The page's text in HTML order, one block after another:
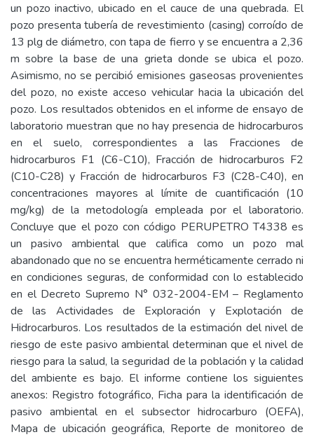
un pozo inactivo, ubicado en el cauce de una quebrada. El
pozo presenta tubería de revestimiento (casing) corroído de
13 plg de diámetro, con tapa de fierro y se encuentra a 2,36
m sobre la base de una grieta donde se ubica el pozo.
Asimismo, no se percibió emisiones gaseosas provenientes
del pozo, no existe acceso vehicular hacia la ubicación del
pozo. Los resultados obtenidos en el informe de ensayo de
laboratorio muestran que no hay presencia de hidrocarburos
en el suelo, correspondientes a las Fracciones de
hidrocarburos F1 (C6-C10), Fracción de hidrocarburos F2
(C10-C28) y Fracción de hidrocarburos F3 (C28-C40), en
concentraciones mayores al límite de cuantificación (10
mg/kg) de la metodología empleada por el laboratorio.
Concluye que el pozo con código PERUPETRO T4338 es
un pasivo ambiental que califica como un pozo mal
abandonado que no se encuentra herméticamente cerrado ni
en condiciones seguras, de conformidad con lo establecido
en el Decreto Supremo N° 032-2004-EM – Reglamento
de las Actividades de Exploración y Explotación de
Hidrocarburos. Los resultados de la estimación del nivel de
riesgo de este pasivo ambiental determinan que el nivel de
riesgo para la salud, la seguridad de la población y la calidad
del ambiente es bajo. El informe contiene los siguientes
anexos: Registro fotográfico, Ficha para la identificación de
pasivo ambiental en el subsector hidrocarburo (OEFA),
Mapa de ubicación geográfica, Reporte de monitoreo de